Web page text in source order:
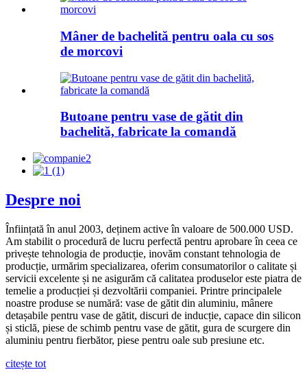
Mâner de bachelită pentru oala cu sos
de morcovi
Butoane pentru vase de gătit din
bachelită, fabricate la comandă
Despre noi
Înființată în anul 2003, deținem active în valoare de 500.000 USD.
Am stabilit o procedură de lucru perfectă pentru aprobare în ceea ce
privește tehnologia de producție, inovăm constant tehnologia de
producție, urmărim specializarea, oferim consumatorilor o calitate și
servicii excelente și ne asigurăm că calitatea produselor este piatra de
temelie a producției și dezvoltării companiei. Printre principalele
noastre produse se numără: vase de gătit din aluminiu, mânere
detașabile pentru vase de gătit, discuri de inducție, capace din silicon
și sticlă, piese de schimb pentru vase de gătit, gura de scurgere din
aluminiu pentru fierbător, piese pentru oale sub presiune etc.
citește tot